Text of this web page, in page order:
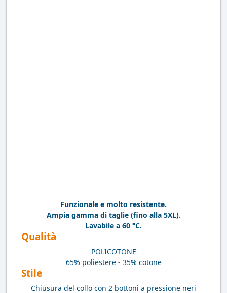
Funzionale e molto resistente.
Ampia gamma di taglie (fino alla 5XL).
Lavabile a 60 °C.
Qualità
POLICOTONE
65% poliestere - 35% cotone
Stile
Chiusura del collo con 2 bottoni a pressione neri